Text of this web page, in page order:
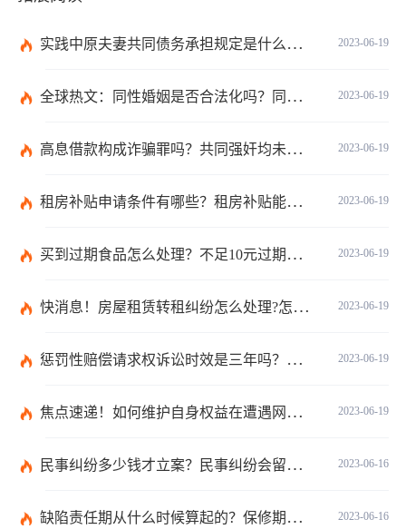
2023-06-19
实践中原夫妻共同债务承担规定是什么？离婚时债权分割依据是什么？
2023-06-19
全球热文：同性婚姻是否合法化吗？同性婚姻合法国家有哪些？
2023-06-19
高息借款构成诈骗罪吗？共同强奸均未遂是否构成轮奸？
2023-06-19
租房补贴申请条件有哪些？租房补贴能拿几年？|天天快播
2023-06-19
买到过期食品怎么处理？不足10元过期商品怎么赔偿？
2023-06-19
快消息！房屋租赁转租纠纷怎么处理?怎么处理房屋转租纠纷?
2023-06-19
惩罚性赔偿请求权诉讼时效是三年吗？惩罚性赔偿的现行法律是哪条？
2023-06-19
焦点速递！如何维护自身权益在遭遇网络诈骗情况下？网络诈骗案件举报方式是什么？
2023-06-16
民事纠纷多少钱才立案？民事纠纷会留案底吗？
2023-06-16
缺陷责任期从什么时候算起的？保修期与缺陷责任期的区别是什么？